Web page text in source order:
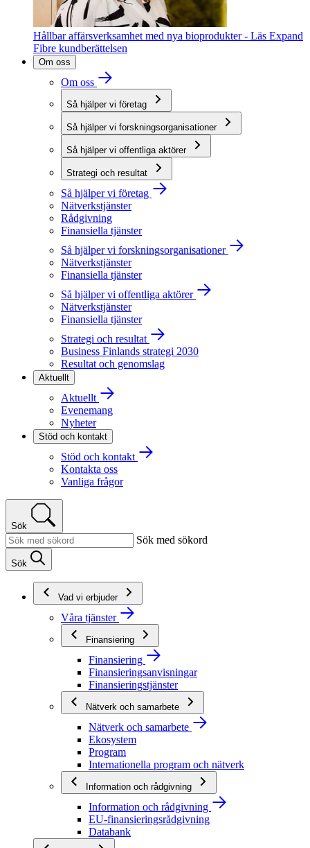
Hållbar affärsverksamhet med nya bioprodukter - Läs Expand
Fibre kundberättelsen
Om oss
Om oss
Så hjälper vi företag
Så hjälper vi forskningsorganisationer
Så hjälper vi offentliga aktörer
Strategi och resultat
Så hjälper vi företag
Nätverkstjänster
Rådgivning
Finansiella tjänster
Så hjälper vi forskningsorganisationer
Nätverkstjänster
Finansiella tjänster
Så hjälper vi offentliga aktörer
Nätverkstjänster
Finansiella tjänster
Strategi och resultat
Business Finlands strategi 2030
Resultat och genomslag
Aktuellt
Aktuellt
Evenemang
Nyheter
Stöd och kontakt
Stöd och kontakt
Kontakta oss
Vanliga frågor
Sök
Sök med sökord
Sök
Vad vi erbjuder
Våra tjänster
Finansiering
Finansiering
Finansieringsanvisningar
Finansieringstjänster
Nätverk och samarbete
Nätverk och samarbete
Ekosystem
Program
Internationella program och nätverk
Information och rådgivning
Information och rådgivning
EU-finansieringsrådgivning
Databank